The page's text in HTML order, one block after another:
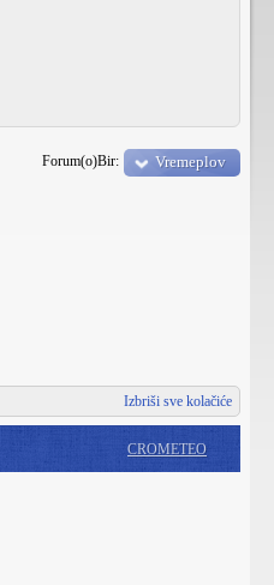
Forum(o)Bir: Vremeplov
Izbriši sve kolačiće
CROMETEO